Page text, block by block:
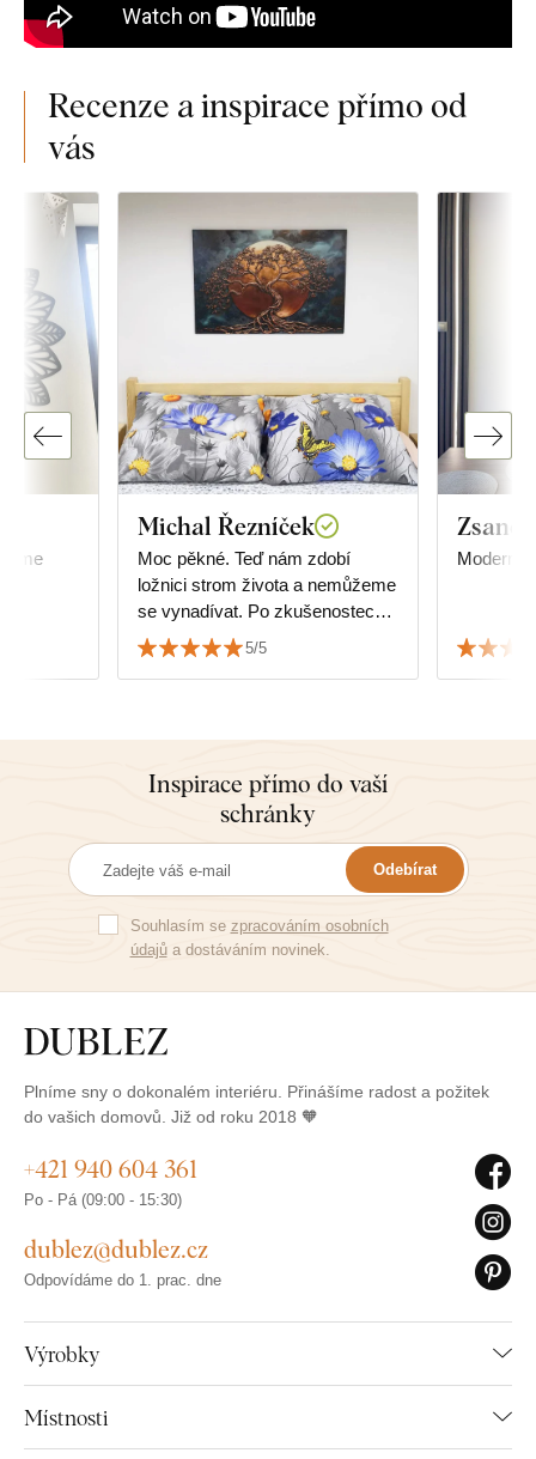
Recenze a inspirace přímo od
vás
Michal Řezníček
Moc pěkné. Teď nám zdobí
ložnici strom života a nemůžeme
se vynadívat. Po zkušenostech s
nákupem malého obrázku jsme
se neobávali koupit velký dražší.
3D modelace jak se někdy zdá,
tak vypadá úžasně. Barvy
krásné a vše pečlivě zabalené.
Není to náš první, ani poslední
nákup. Děkujeme :)
5/5
Moderní,
Inspirace přímo do vaší
schránky
Odebírat
Souhlasím se zpracováním osobních
údajůa dostáváním novinek.
Plníme sny o dokonalém interiéru. Přinášíme radost a požitek
do vašich domovů. Již od roku 2018 🧡
Výrobky
Místnosti
+421 940 604 361
Po - Pá (09:00 - 15:30)
dublez@dublez.cz
Odpovídáme do 1. prac. dne